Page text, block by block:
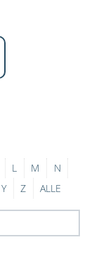
L M
N
Y Z ALLE